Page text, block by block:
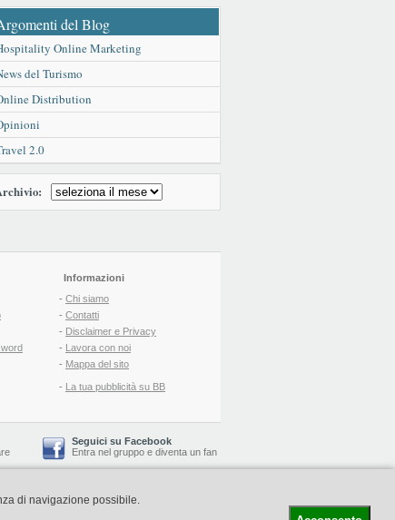
del Blog
Online Marketing
del Turismo
Distribution
2.0
Informazioni
- Chi siamo
- Contatti
- Disclaimer e Privacy
- Lavora con noi
- Mappa del sito
- La tua pubblicità su BB
Seguici su Facebook
Entra nel gruppo e diventa un fan
Blog™ -Il blog del Web Marketing Turistico
di navigazione possibile.